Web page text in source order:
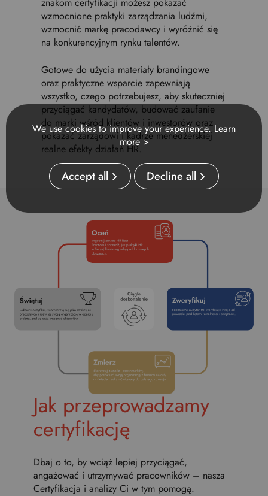
znakom certyfikacji możesz pokazać
wzmocnione praktyki zarządzania ludźmi,
wzmocnić markę pracodawcy i wyróżnić się
na konkurencyjnym rynku talentów.
Gotowe do użycia materiały brandingowe
oraz praktyczne wsparcie zapewniają
wszystko, czego potrzebujesz, aby skuteczniej
przyciągać kandydatów, budować zaufanie
do marki wśród klientów i inwestorów oraz
pokazać zarządowi i kadrze menedżerskiej
realne efekty działań HR.
Jak przeprowadzamy
certyfikację
Dbaj o to, by wciąż lepiej przyciągać,
angażować i utrzymywać pracowników – nasza
Certyfikacja i analizy Ci w tym pomogą.
We use cookies to improve your experience.Learn
more >
Accept all Decline all